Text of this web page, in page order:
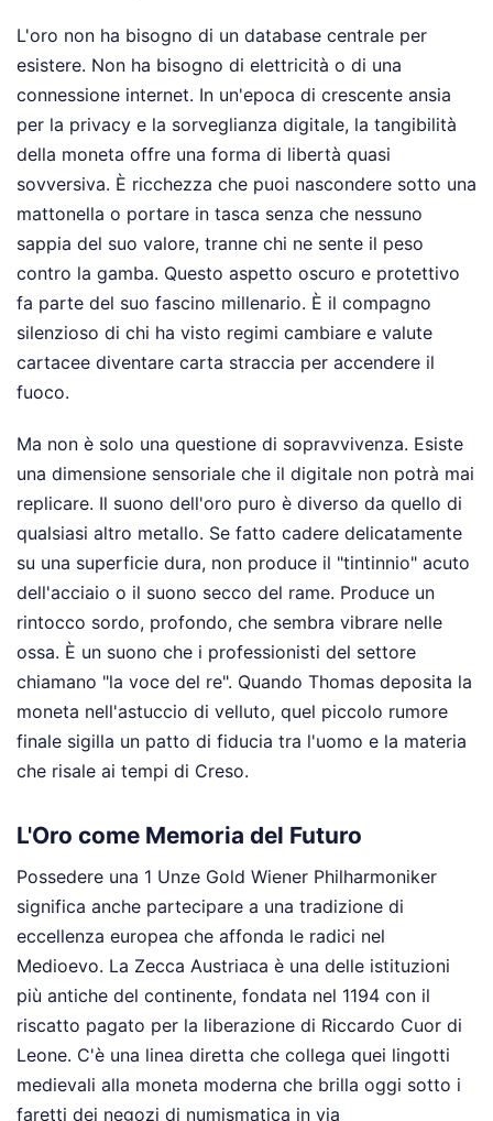
L'oro non ha bisogno di un database centrale per
esistere. Non ha bisogno di elettricità o di una
connessione internet. In un'epoca di crescente ansia
per la privacy e la sorveglianza digitale, la tangibilità
della moneta offre una forma di libertà quasi
sovversiva. È ricchezza che puoi nascondere sotto una
mattonella o portare in tasca senza che nessuno
sappia del suo valore, tranne chi ne sente il peso
contro la gamba. Questo aspetto oscuro e protettivo
fa parte del suo fascino millenario. È il compagno
silenzioso di chi ha visto regimi cambiare e valute
cartacee diventare carta straccia per accendere il
fuoco.
Ma non è solo una questione di sopravvivenza. Esiste
una dimensione sensoriale che il digitale non potrà mai
replicare. Il suono dell'oro puro è diverso da quello di
qualsiasi altro metallo. Se fatto cadere delicatamente
su una superficie dura, non produce il "tintinnio" acuto
dell'acciaio o il suono secco del rame. Produce un
rintocco sordo, profondo, che sembra vibrare nelle
ossa. È un suono che i professionisti del settore
chiamano "la voce del re". Quando Thomas deposita la
moneta nell'astuccio di velluto, quel piccolo rumore
finale sigilla un patto di fiducia tra l'uomo e la materia
che risale ai tempi di Creso.
L'Oro come Memoria del Futuro
Possedere una 1 Unze Gold Wiener Philharmoniker
significa anche partecipare a una tradizione di
eccellenza europea che affonda le radici nel
Medioevo. La Zecca Austriaca è una delle istituzioni
più antiche del continente, fondata nel 1194 con il
riscatto pagato per la liberazione di Riccardo Cuor di
Leone. C'è una linea diretta che collega quei lingotti
medievali alla moneta moderna che brilla oggi sotto i
faretti dei negozi di numismatica in via